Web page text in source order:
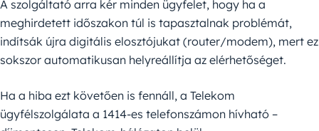
A szolgáltató arra kér minden ügyfelet, hogy ha a
meghirdetett időszakon túl is tapasztalnak problémát,
indítsák újra digitális elosztójukat (router/modem), mert ez
sokszor automatikusan helyreállítja az elérhetőséget.
Ha a hiba ezt követően is fennáll, a Telekom
ügyfélszolgálata a 1414-es telefonszámon hívható –